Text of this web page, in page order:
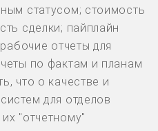
статусом; стоимость
сделки; пайплайн
отчеты для
по фактам и планам
что о качестве и
для отделов
"отчетному"